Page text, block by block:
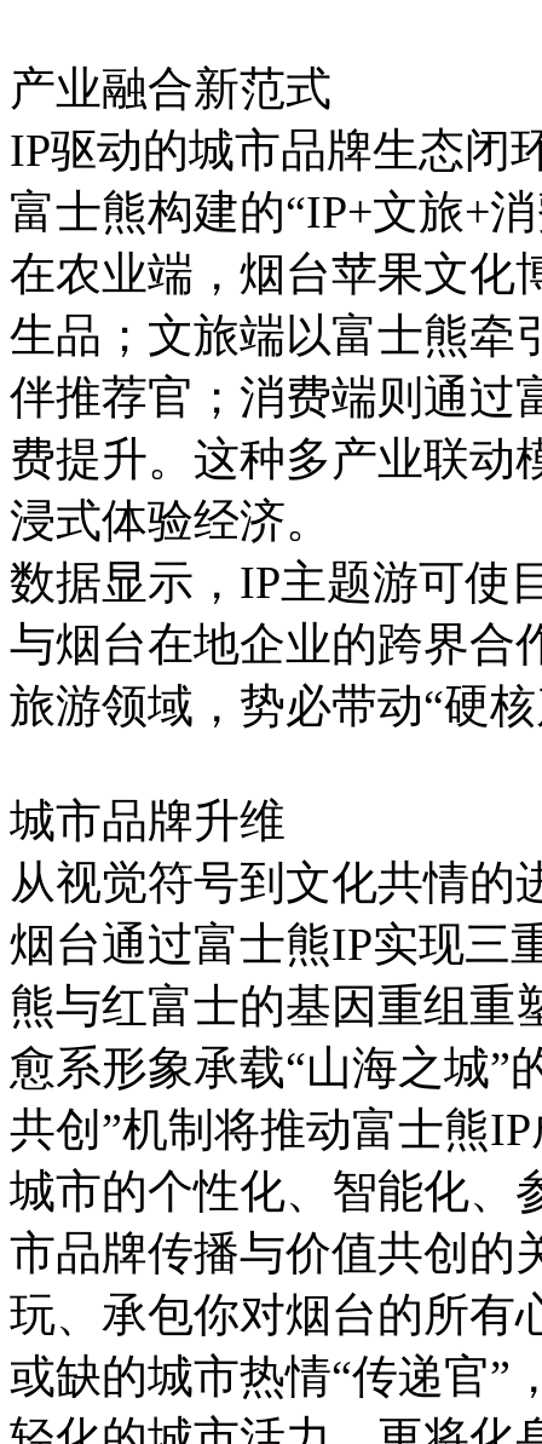
产业融合新范式
IP驱动的城市品牌生态闭
富士熊构建的“IP+文旅+
在农业端，烟台苹果文化
生品；文旅端以富士熊牵
伴推荐官；消费端则通过
费提升。这种多产业联动
浸式体验经济。
数据显示，IP主题游可使
与烟台在地企业的跨界合
旅游领域，势必带动“硬
城市品牌升维
从视觉符号到文化共情的
烟台通过富士熊IP实现三
熊与红富士的基因重组重
愈系形象承载“山海之城”
共创”机制将推动富士熊
城市的个性化、智能化、
市品牌传播与价值共创的
玩、承包你对烟台的所有
或缺的城市热情“传递官”